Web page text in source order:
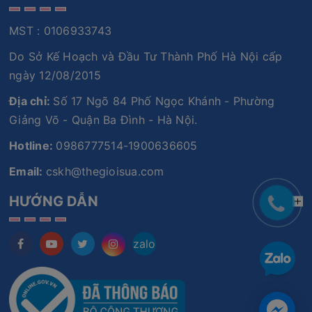
MST : 0106933743
Do Sở Kế Hoạch và Đầu Tư Thành Phố Hà Nội cấp
ngày 12/08/2015
Địa chỉ: Số 17 Ngõ 84 Phố Ngọc Khánh - Phường
Giảng Võ - Quận Ba Đình - Hà Nội.
Hotline: 0986777514-1900636605
Email: cskh@thegioisua.com
HƯỚNG DẪN
zalo